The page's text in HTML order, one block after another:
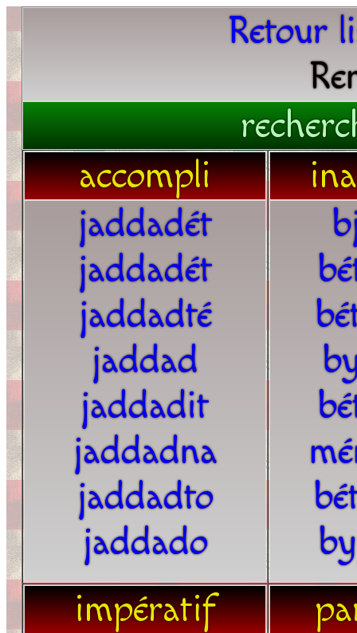
Retour
accompli
jaddadét
jaddadét
jaddadté
jaddad
jaddadit
jaddadna
jaddadto
jaddado
impératif